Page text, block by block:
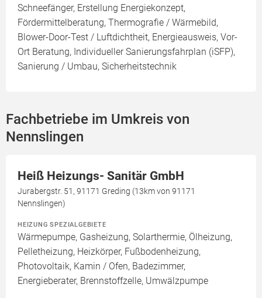
Schneefänger, Erstellung Energiekonzept,
Fördermittelberatung, Thermografie / Wärmebild,
Blower-Door-Test / Luftdichtheit, Energieausweis, Vor-
Ort Beratung, Individueller Sanierungsfahrplan (iSFP),
Sanierung / Umbau, Sicherheitstechnik
Fachbetriebe im Umkreis von
Nennslingen
Heiß Heizungs- Sanitär GmbH
Jurabergstr. 51, 91171 Greding (13km von 91171
Nennslingen)
HEIZUNG SPEZIALGEBIETE
Wärmepumpe, Gasheizung, Solarthermie, Ölheizung,
Pelletheizung, Heizkörper, Fußbodenheizung,
Photovoltaik, Kamin / Ofen, Badezimmer,
Energieberater, Brennstoffzelle, Umwälzpumpe